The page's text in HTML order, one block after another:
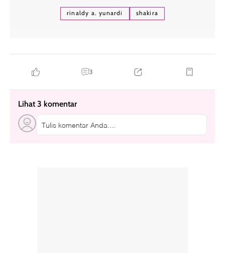
rinaldy a. yunardi shakira
3
Lihat 3 komentar
Tulis komentar Anda....